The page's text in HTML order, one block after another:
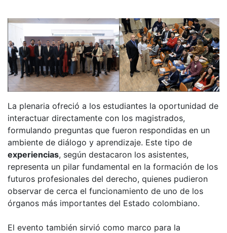
La plenaria ofreció a los estudiantes la oportunidad de
interactuar directamente con los magistrados,
formulando preguntas que fueron respondidas en un
ambiente de diálogo y aprendizaje. Este tipo de
experiencias, según destacaron los asistentes,
representa un pilar fundamental en la formación de los
futuros profesionales del derecho, quienes pudieron
observar de cerca el funcionamiento de uno de los
órganos más importantes del Estado colombiano.
El evento también sirvió como marco para la